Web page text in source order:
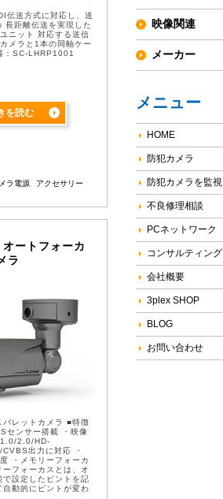
映像関連
メーカー
メニュー
HOME
防犯カメラ
防犯カメラを監視
不良修理相談
PCネットワーク
コンサルティング
会社概要
3plex SHOP
BLOG
お問い合わせ
送方式に対応し、送
長距離伝送を実現した
ニット 対応する送信
メラと1本の同軸ケー
SC-LHRP1001
を読む
ラ電源 アクセサリー
ートフォーカ
ラ
バレットカメラ ■特徴
センサー搭載 ・映像
2.0/HD-
出力に対応 ・
・メモリーフォーカ
フォーカスとは、オ
で設定したピントを記
動的にピントが変わ